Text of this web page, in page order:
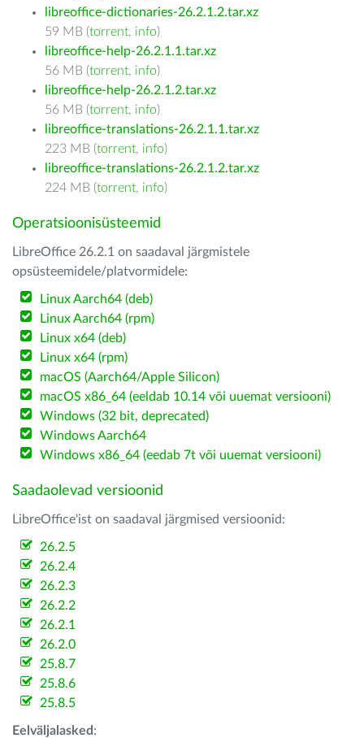
libreoffice-dictionaries-26.2.1.2.tar.xz
59 MB (torrent, info)
libreoffice-help-26.2.1.1.tar.xz
56 MB (torrent, info)
libreoffice-help-26.2.1.2.tar.xz
56 MB (torrent, info)
libreoffice-translations-26.2.1.1.tar.xz
223 MB (torrent, info)
libreoffice-translations-26.2.1.2.tar.xz
224 MB (torrent, info)
Operatsioonisüsteemid
LibreOffice 26.2.1 on saadaval järgmistele
opsüsteemidele/platvormidele:
Linux Aarch64 (deb)
Linux Aarch64 (rpm)
Linux x64 (deb)
Linux x64 (rpm)
macOS (Aarch64/Apple Silicon)
macOS x86_64 (eeldab 10.14 või uuemat versiooni)
Windows (32 bit, deprecated)
Windows Aarch64
Windows x86_64 (eedab 7t või uuemat versiooni)
Saadaolevad versioonid
LibreOffice'ist on saadaval järgmised versioonid:
26.2.5
26.2.4
26.2.3
26.2.2
26.2.1
26.2.0
25.8.7
25.8.6
25.8.5
Eelväljalasked :